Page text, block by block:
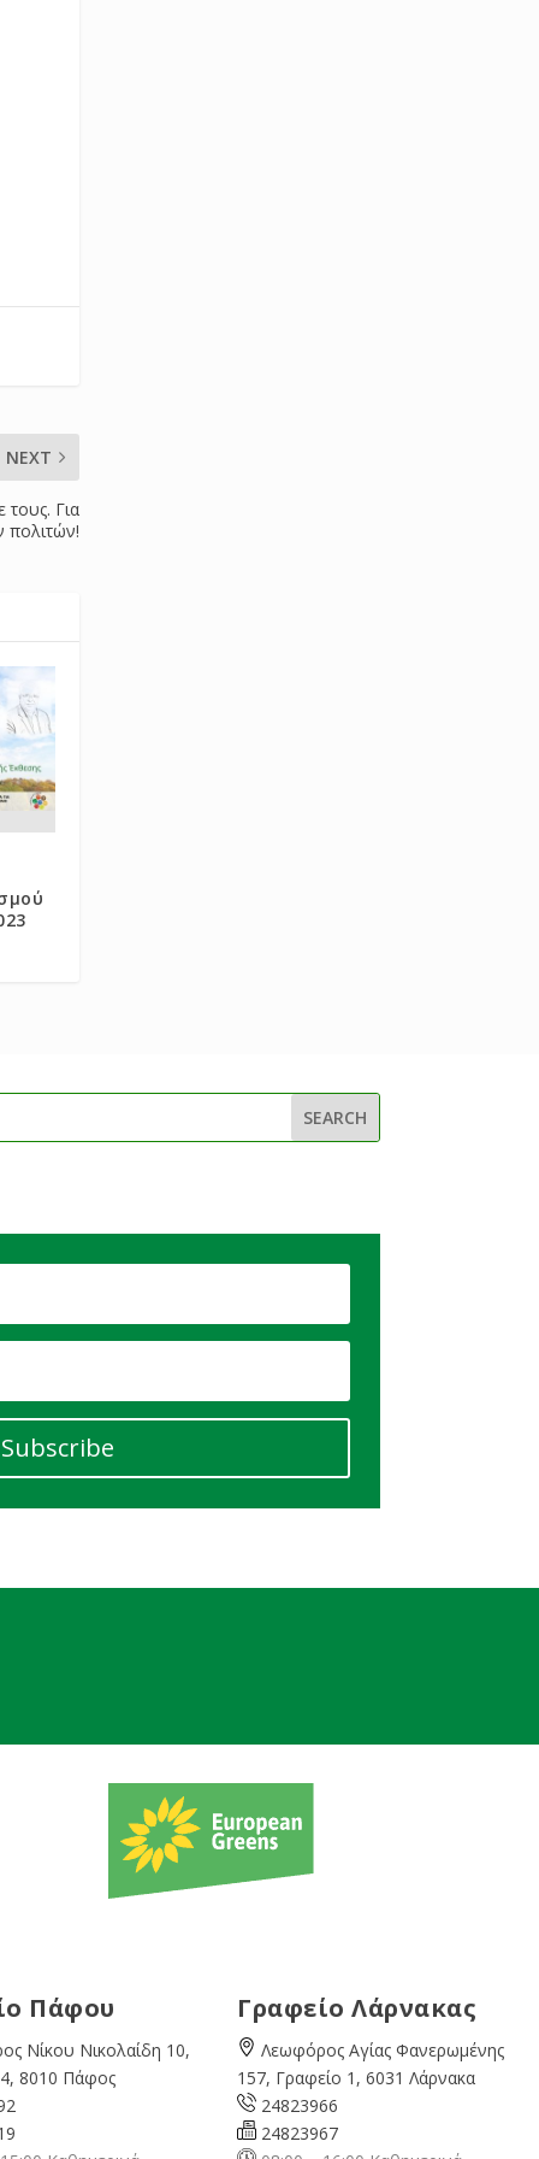
NEXT
Για
πολιτών!
Subscribe
Πάφου
Νίκου Νικολαίδη 10,
8010 Πάφος
Γραφείο Λάρνακας
Λεωφόρος Αγίας Φανερωμένης
157, Γραφείο 1, 6031 Λάρνακα
24823966
24823967